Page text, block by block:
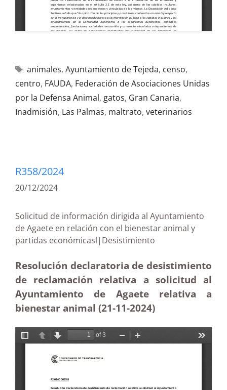
animales, Ayuntamiento de Tejeda, censo,
centro, FAUDA, Federación de Asociaciones Unidas
por la Defensa Animal, gatos, Gran Canaria,
Inadmisión, Las Palmas, maltrato, veterinarios
R358/2024
20/12/2024
Solicitud de información dirigida al Ayuntamiento
de Agaete en relación con el bienestar animal y
partidas económicasl|Desistimiento
Resolución declaratoria de desistimiento
de reclamación relativa a solicitud al
Ayuntamiento de Agaete relativa a
bienestar animal (21-11-2024)